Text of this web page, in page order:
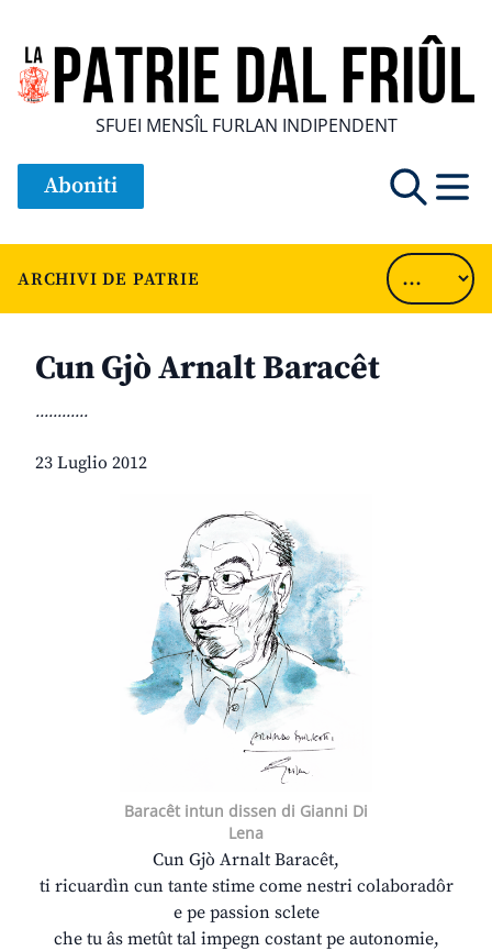
SFUEI MENSÎL FURLAN INDIPENDENT
Aboniti
ARCHIVI DE PATRIE
Cun Gjò Arnalt Baracêt
............
23 Luglio 2012
Baracêt intun dissen di Gianni Di
Lena
Cun Gjò Arnalt Baracêt,
ti ricuardìn cun tante stime come nestri colaboradôr
e pe passion sclete
che tu âs metût tal impegn costant pe autonomie,